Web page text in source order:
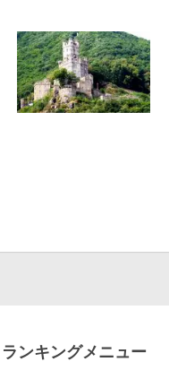
ランキングメニュー